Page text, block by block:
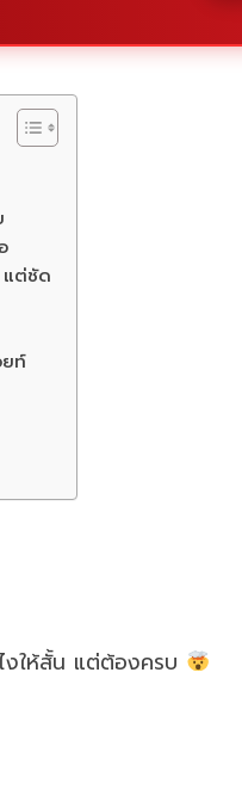
แต่ชัด
ยท์
งให้สั้น แต่ต้องครบ